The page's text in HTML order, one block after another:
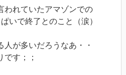
われていたアマゾンでの
いで終了とのこと（涙）
人が多いだろうなあ・・
す；；